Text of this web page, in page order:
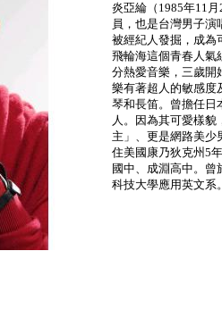
炎亞綸（1985年11
員，也是台灣男子
被經紀人發掘，成為
飛輪海這個青春人氣
分熱愛音樂，三歲開
樂有著超人的敏感度
琴和長笛。曾擔任日
人。因為其可愛樣
主」、更是網路美少
住美國康乃狄克州5
國中、成淵高中。
科技大學應用英文系